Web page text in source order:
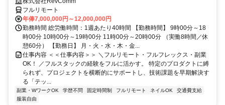
フルリモート
年俸7,000,000円～12,000,000円
勤務時間 総労働時間：1週あたり40時間 【勤務時間】 9時00分～18
時00分 10時00分～19時00分 11時00分～20時00分 （実働8時間／休
憩60分） 【勤務日】 月・火・水・木・金...
仕事内容 ＜＜仕事内容＞＞ ＼フルリモート・フルフレックス・副業
OK！ ／フルスタックの経験をフルに活かす。 特定のプロダクトに縛
られず、プロジェクトを横断的にサポートし、技術課題を早期解決す
る「テッ...
副業・WワークOK 学歴不問 固定時間制 フルリモート ネイルOK
交通費支給
服装自由